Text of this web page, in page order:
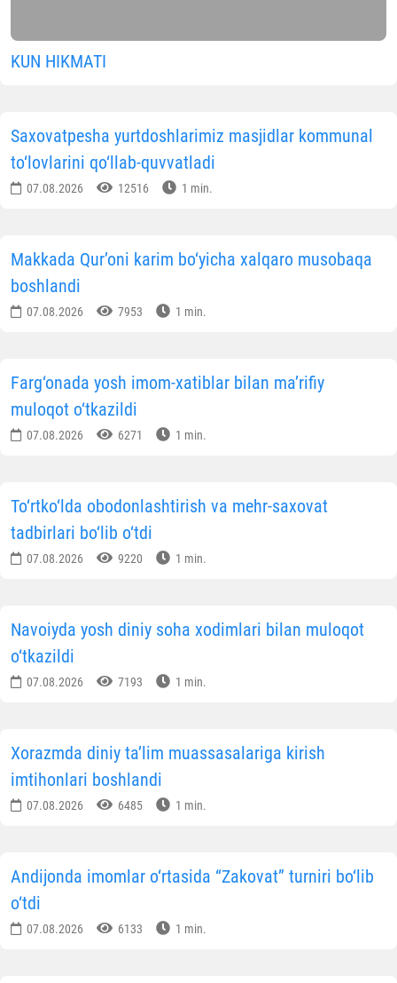
KUN HIKMATI
Saxovatpesha yurtdoshlarimiz masjidlar kommunal
to‘lovlarini qo‘llab-quvvatladi
07.08.2026 12516 1 min.
Makkada Qur’oni karim bo‘yicha xalqaro musobaqa
boshlandi
07.08.2026 7953 1 min.
Farg‘onada yosh imom-xatiblar bilan ma’rifiy
muloqot o‘tkazildi
07.08.2026 6271 1 min.
To‘rtko‘lda obodonlashtirish va mehr-saxovat
tadbirlari bo‘lib o‘tdi
07.08.2026 9220 1 min.
Navoiyda yosh diniy soha xodimlari bilan muloqot
o‘tkazildi
07.08.2026 7193 1 min.
Xorazmda diniy ta’lim muassasalariga kirish
imtihonlari boshlandi
07.08.2026 6485 1 min.
Andijonda imomlar o‘rtasida “Zakovat” turniri bo‘lib
o‘tdi
07.08.2026 6133 1 min.